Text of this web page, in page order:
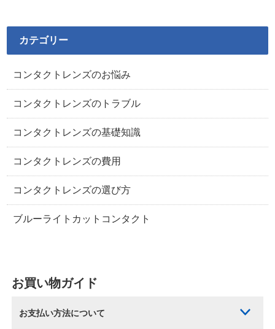
カテゴリー
コンタクトレンズのお悩み
コンタクトレンズのトラブル
コンタクトレンズの基礎知識
コンタクトレンズの費用
コンタクトレンズの選び方
ブルーライトカットコンタクト
お買い物ガイド
お支払い方法について